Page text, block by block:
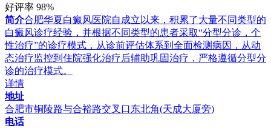
好评率 98%
简介合肥华夏白癜风医院自成立以来，积累了大量不同类型的
白癜风诊疗经验，并根据不同类型的患者采取“分型分诊，个
性治疗”的诊疗模式，从诊前评估体系到全面检测病因，从动
态治疗监控到住院强化治疗后辅助巩固治疗，严格遵循分型分
诊的治疗模式。
详情
地址
合肥市铜陵路与合裕路交叉口东北角(天成大厦旁)
电话